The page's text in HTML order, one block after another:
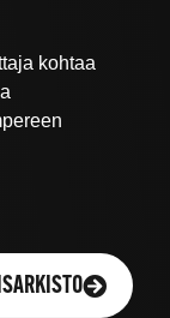
kohtaa